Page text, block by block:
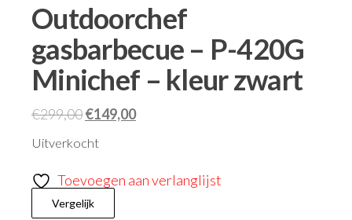
Outdoorchef
gasbarbecue – P-420G
Minichef – kleur zwart
€299,00€149,00
Uitverkocht
Toevoegen aan verlanglijst
Vergelijk